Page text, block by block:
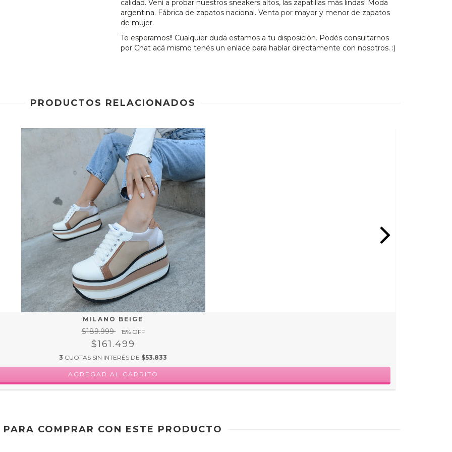
calidad. Vení a probar nuestros sneakers altos, las zapatillas más lindas! Moda
argentina. Fábrica de zapatos nacional. Venta por mayor y menor de zapatos
de mujer.
Te esperamos!! Cualquier duda estamos a tu disposición. Podés consultarnos
por Chat acá mismo tenés un enlace para hablar directamente con nosotros. :)
PRODUCTOS RELACIONADOS
MILANO BEIGE
$189.999 15% OFF
$161.499
3 CUOTAS SIN INTERÉS DE $53.833
AGREGAR AL CARRITO
PARA COMPRAR CON ESTE PRODUCTO